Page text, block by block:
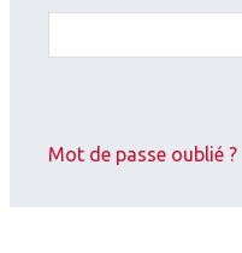
Mot de passe oublié ?